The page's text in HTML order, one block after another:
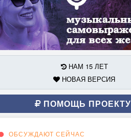
НАМ 15 ЛЕТ
НОВАЯ ВЕРСИЯ
ПОМОЩЬ ПРОЕКТУ
ОБСУЖДАЮТ СЕЙЧАС